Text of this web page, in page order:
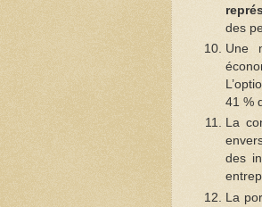
des
Une
41 %
La
des
La